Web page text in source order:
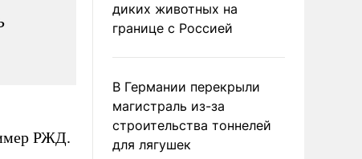
РЖД.
диких животных на
границе с Россией
В Германии перекрыли
магистраль из-за
строительства тоннелей
для лягушек